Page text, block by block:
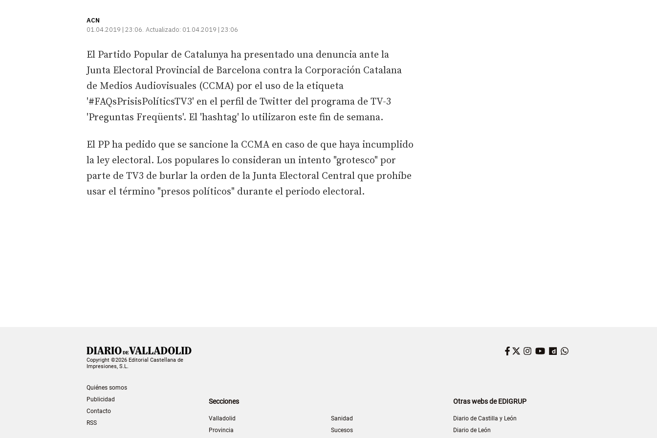
ACN
01.04.2019 | 23:06 Actualizado: 01.04.2019 | 23:06
El Partido Popular de Catalunya ha presentado una denuncia ante la
Junta Electoral Provincial de Barcelona contra la Corporación Catalana
de Medios Audiovisuales (CCMA) por el uso de la etiqueta
'#FAQsPrisisPolíticsTV3' en el perfil de Twitter del programa de TV-3
'Preguntas Freqüents'. El 'hashtag' lo utilizaron este fin de semana.
El PP ha pedido que se sancione la CCMA en caso de que haya incumplido
la ley electoral. Los populares lo consideran un intento "grotesco" por
parte de TV3 de burlar la orden de la Junta Electoral Central que prohíbe
usar el término "presos políticos" durante el periodo electoral.
Copyright ©2026 Editorial Castellana de
Impresiones, S.L.
Quiénes somos
Publicidad
Contacto
RSS
Facebook
Twitter
Instagram
YouTube
Dailymotion
Secciones
Valladolid
Provincia
Sanidad
Sucesos
Otras webs de EDIGRUP
Diario de Castilla y León
Diario de León